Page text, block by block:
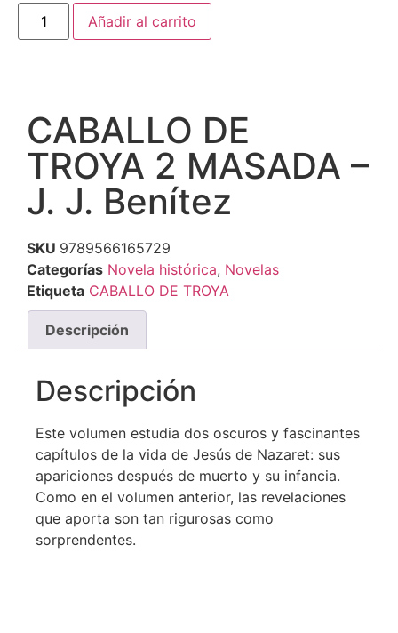
Añadir al carrito
CABALLO DE
TROYA 2 MASADA –
J. J. Benítez
SKU 9789566165729
Categorías Novela histórica, Novelas
Etiqueta CABALLO DE TROYA
Descripción
Descripción
Este volumen estudia dos oscuros y fascinantes
capítulos de la vida de Jesús de Nazaret: sus
apariciones después de muerto y su infancia.
Como en el volumen anterior, las revelaciones
que aporta son tan rigurosas como
sorprendentes.